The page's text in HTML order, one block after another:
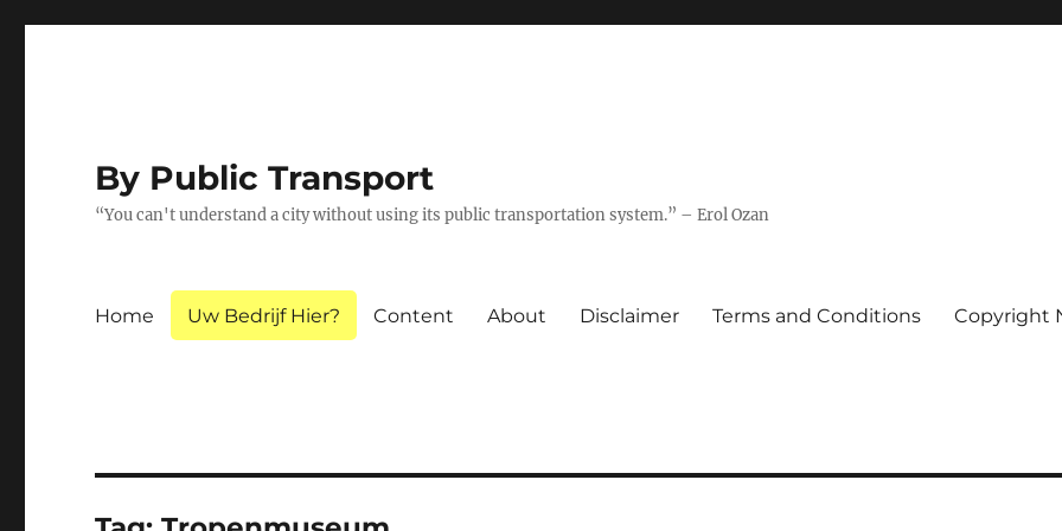
By Public Transport
“You can't understand a city without using its public transportation system.” – Erol Ozan
Home Uw Bedrijf Hier? Content About Disclaimer Terms and Conditions Copyright